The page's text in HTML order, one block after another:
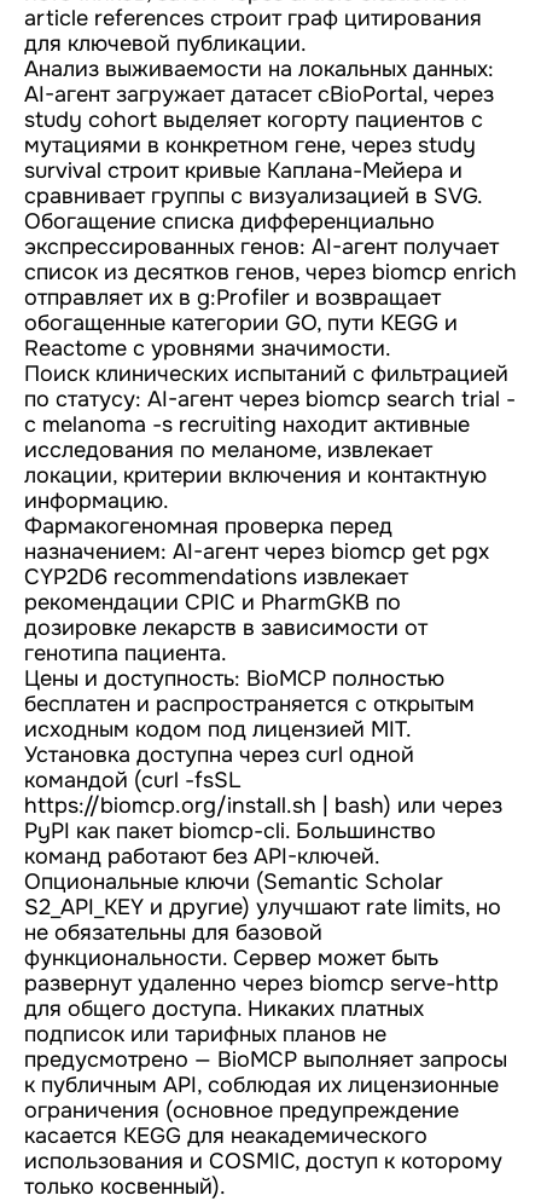
article references строит граф цитирования
для ключевой публикации.
Анализ выживаемости на локальных данных:
AI-агент загружает датасет cBioPortal, через
study cohort выделяет когорту пациентов с
мутациями в конкретном гене, через study
survival строит кривые Каплана-Мейера и
сравнивает группы с визуализацией в SVG.
Обогащение списка дифференциально
экспрессированных генов: AI-агент получает
список из десятков генов, через biomcp enrich
отправляет их в g:Profiler и возвращает
обогащенные категории GO, пути KEGG и
Reactome с уровнями значимости.
Поиск клинических испытаний с фильтрацией
по статусу: AI-агент через biomcp search trial -
c melanoma -s recruiting находит активные
исследования по меланоме, извлекает
локации, критерии включения и контактную
информацию.
Фармакогеномная проверка перед
назначением: AI-агент через biomcp get pgx
CYP2D6 recommendations извлекает
рекомендации CPIC и PharmGKB по
дозировке лекарств в зависимости от
генотипа пациента.
Цены и доступность: BioMCP полностью
бесплатен и распространяется с открытым
исходным кодом под лицензией MIT.
Установка доступна через curl одной
командой (curl -fsSL
https://biomcp.org/install.sh | bash) или через
PyPI как пакет biomcp-cli. Большинство
команд работают без API-ключей.
Опциональные ключи (Semantic Scholar
S2_API_KEY и другие) улучшают rate limits, но
не обязательны для базовой
функциональности. Сервер может быть
развернут удаленно через biomcp serve-http
для общего доступа. Никаких платных
подписок или тарифных планов не
предусмотрено — BioMCP выполняет запросы
к публичным API, соблюдая их лицензионные
ограничения (основное предупреждение
касается KEGG для неакадемического
использования и COSMIC, доступ к которому
только косвенный).